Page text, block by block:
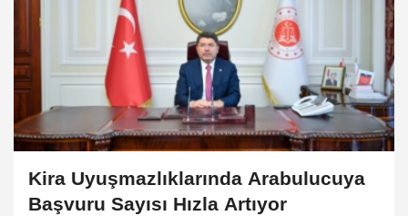
Kira Uyuşmazlıklarında Arabulucuya
Başvuru Sayısı Hızla Artıyor